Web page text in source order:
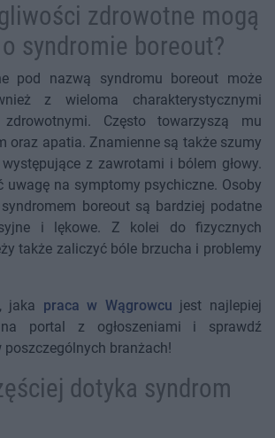
zdrowotne mogą
syndromie boreout?
pod nazwą syndromu boreout może
z wieloma charakterystycznymi
zdrowotnymi. Często towarzyszą mu
oraz apatia. Znamienne są także szumy
z zawrotami i bólem głowy.
uwagę na symptomy psychiczne. Osoby
boreout są bardziej podatne
i lękowe. Z kolei do fizycznych
także zaliczyć bóle brzucha i problemy
jaka praca w Wągrowcu jest najlepiej
na portal z ogłoszeniami i sprawdź
branżach!
dotyka syndrom